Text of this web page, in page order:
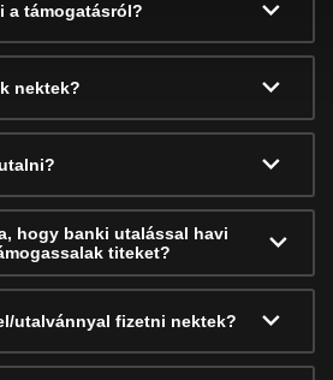
a támogatásról?
nektek?
hogy banki utalással havi
titeket?
utalvánnyal fizetni nektek?